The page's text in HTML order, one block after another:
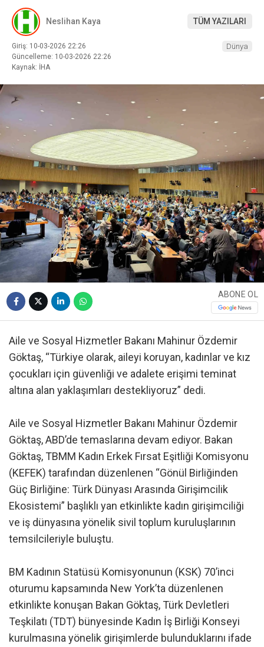
Neslihan Kaya TÜM YAZILARI
Giriş: 10-03-2026 22:26
Güncelleme: 10-03-2026 22:26
Kaynak: İHA
Dünya
ABONE OL
Aile ve Sosyal Hizmetler Bakanı Mahinur Özdemir
Göktaş, “Türkiye olarak, aileyi koruyan, kadınlar ve kız
çocukları için güvenliği ve adalete erişimi teminat
altına alan yaklaşımları destekliyoruz” dedi.
Aile ve Sosyal Hizmetler Bakanı Mahinur Özdemir
Göktaş, ABD’de temaslarına devam ediyor. Bakan
Göktaş, TBMM Kadın Erkek Fırsat Eşitliği Komisyonu
(KEFEK) tarafından düzenlenen “Gönül Birliğinden
Güç Birliğine: Türk Dünyası Arasında Girişimcilik
Ekosistemi” başlıklı yan etkinlikte kadın girişimciliği
ve iş dünyasına yönelik sivil toplum kuruluşlarının
temsilcileriyle buluştu.
BM Kadının Statüsü Komisyonunun (KSK) 70’inci
oturumu kapsamında New York’ta düzenlenen
etkinlikte konuşan Bakan Göktaş, Türk Devletleri
Teşkilatı (TDT) bünyesinde Kadın İş Birliği Konseyi
kurulmasına yönelik girişimlerde bulunduklarını ifade